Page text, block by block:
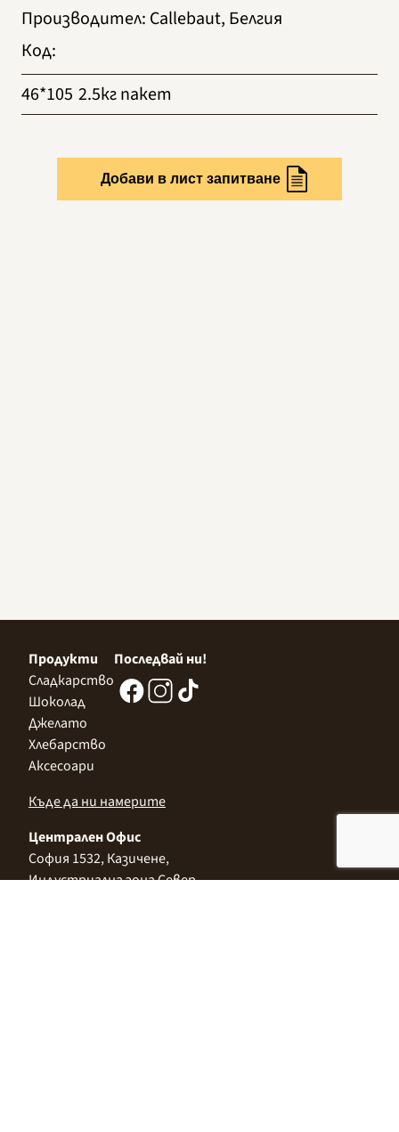
Производител: Callebaut, Белгия
Код:
46*105 2.5кг пакет
Добави в лист запитване
Продукти
Сладкарство
Шоколад
Джелато
Хлебарство
Аксесоари
Последвай ни!
Къде да ни намерите
Централен Офис
София 1532, Казичене,
Индустриална зона Север,